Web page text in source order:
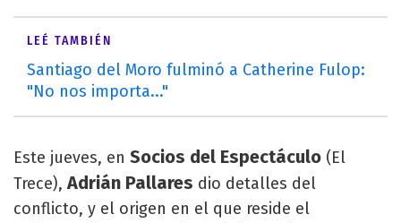
LEÉ TAMBIÉN
Santiago del Moro fulminó a Catherine Fulop:
"No nos importa..."
Este jueves, en Socios del Espectáculo (El
Trece),Adrián Pallares dio detalles del
conflicto, y el origen en el que reside el